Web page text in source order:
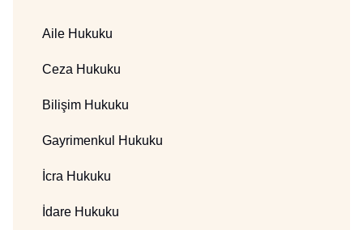
Aile Hukuku
Ceza Hukuku
Bilişim Hukuku
Gayrimenkul Hukuku
İcra Hukuku
İdare Hukuku